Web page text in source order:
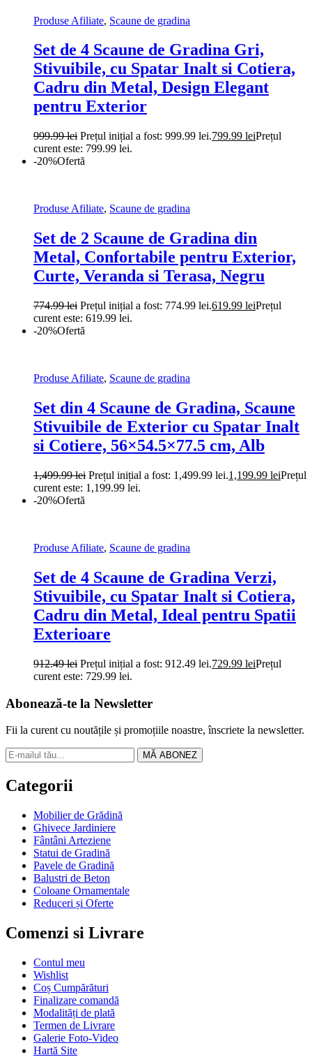
Produse Afiliate, Scaune de gradina
Set de 4 Scaune de Gradina Gri,
Stivuibile, cu Spatar Inalt si Cotiera,
Cadru din Metal, Design Elegant
pentru Exterior
999.99lei Prețul inițial a fost: 999.99 lei.799.99 leiPrețul
curent este: 799.99 lei.
-20%Ofertă
Produse Afiliate, Scaune de gradina
Set de 2 Scaune de Gradina din
Metal, Confortabile pentru Exterior,
Curte, Veranda si Terasa, Negru
774.99lei Prețul inițial a fost: 774.99 lei.619.99 leiPrețul
curent este: 619.99 lei.
-20%Ofertă
Produse Afiliate, Scaune de gradina
Set din 4 Scaune de Gradina, Scaune
Stivuibile de Exterior cu Spatar Inalt
si Cotiere, 56×54.5×77.5 cm, Alb
1,499.99lei Prețul inițial a fost: 1,499.99 lei.1,199.99 leiPrețul
curent este: 1,199.99 lei.
-20%Ofertă
Produse Afiliate, Scaune de gradina
Set de 4 Scaune de Gradina Verzi,
Stivuibile, cu Spatar Inalt si Cotiera,
Cadru din Metal, Ideal pentru Spatii
Exterioare
912.49lei Prețul inițial a fost: 912.49 lei.729.99 leiPrețul
curent este: 729.99 lei.
Abonează-te la Newsletter
Fii la curent cu noutățile și promoțiile noastre, înscriete la newsletter.
MĂ ABONEZ
Categorii
Mobilier de Grădină
Ghivece Jardiniere
Fântâni Arteziene
Statui de Gradină
Pavele de Gradină
Balustri de Beton
Coloane Ornamentale
Reduceri și Oferte
Comenzi si Livrare
Contul meu
Wishlist
Coș Cumpărături
Finalizare comandă
Modalități de plată
Termen de Livrare
Galerie Foto-Video
Hartă Site